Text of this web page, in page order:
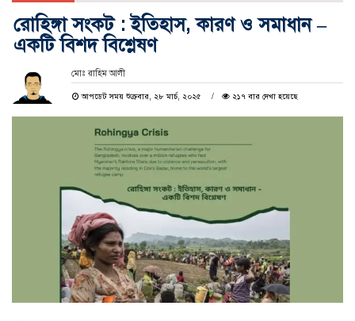
রোহিঙ্গা সংকট : ইতিহাস, কারণ ও সমাধান –
একটি বিশদ বিশ্লেষণ
মোঃ রাহিম আলী
আপডেট সময় শুক্রবার, ২৮ মার্চ, ২০২৫ ২১৭ বার দেখা হয়েছে